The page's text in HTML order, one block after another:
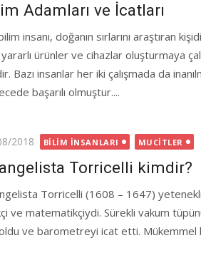
Adamları ve İcatları
insanı, doğanın sırlarını araştıran
ürünler ve cihazlar oluşturmaya
Bazı insanlar her iki çalışmada da
başarılı olmuştur....
2018 BILIM İNSANLARI MUCITLER
Torricelli kimdir?
Torricelli (1608 – 1647)
ve matematikçiydi. Sürekli vakum
ve barometreyi icat etti. Mükemmel